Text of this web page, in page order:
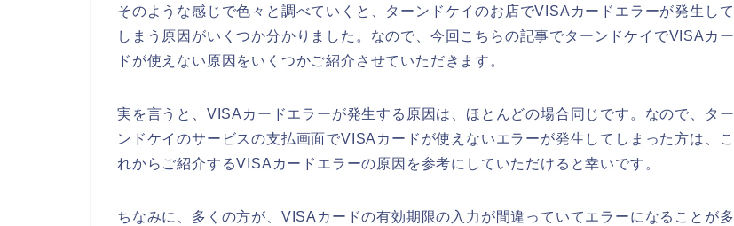
そのような感じで色々と調べていくと、ターンドケイのお店でVISAカードエラーが発生して
しまう原因がいくつか分かりました。なので、今回こちらの記事でターンドケイでVISAカー
ドが使えない原因をいくつかご紹介させていただきます。
実を言うと、VISAカードエラーが発生する原因は、ほとんどの場合同じです。なので、ター
ンドケイのサービスの支払画面でVISAカードが使えないエラーが発生してしまった方は、こ
れからご紹介するVISAカードエラーの原因を参考にしていただけると幸いです。
ちなみに、多くの方が、VISAカードの有効期限の入力が間違っていてエラーになることが多